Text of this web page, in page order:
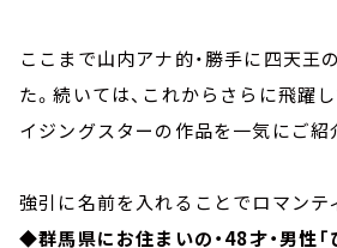
ここまで山内アナ的・勝手に四天王
た。続いては、これからさらに飛躍
イジングスターの作品を一気にご紹
強引に名前を入れることでロマンテ
◆群馬県にお住まいの・48才・男性